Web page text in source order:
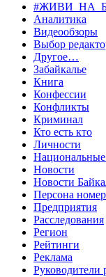
Аналитика
Видеообзоры
Выбор
Другое…
Забайкалье
Книга
Конфессии
Конфликты
Криминал
Кто есть кто
Личности
Новости
Новости
Персона
Предприятия
Расследования
Регион
Рейтинги
Реклама
Руководители